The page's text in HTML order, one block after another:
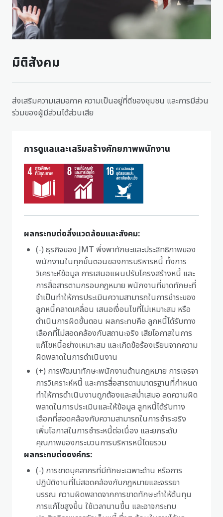
มิติสังคม
ส่งเสริมความเสมอภาค ความเป็นอยู่ที่ดีของชุมชน และการมีส่วน
ร่วมของผู้มีส่วนได้ส่วนเสีย
การดูแลและเสริมสร้างศักยภาพพนักงาน
ผลกระทบต่อสิ่งแวดล้อมและสังคม:
(-) ธุรกิจของ JMT พึ่งพาทักษะและประสิทธิภาพของ
พนักงานในทุกขั้นตอนของการบริหารหนี้ ทั้งการ
วิเคราะห์ข้อมูล การเสนอแผนปรับโครงสร้างหนี้ และ
การสื่อสารตามกรอบกฎหมาย พนักงานที่ขาดทักษะที่
จำเป็นทำให้การประเมินความสามารถในการชำระของ
ลูกหนี้คลาดเคลื่อน เสนอเงื่อนไขที่ไม่เหมาะสม หรือ
ดำเนินการผิดขั้นตอน ผลกระทบคือ ลูกหนี้ได้รับทาง
เลือกที่ไม่สอดคล้องกับสถานะจริง เสียโอกาสในการ
แก้ไขหนี้อย่างเหมาะสม และเกิดข้อร้องเรียนจากความ
ผิดพลาดในการดำเนินงาน
(+) การพัฒนาทักษะพนักงานด้านกฎหมาย การเจรจา
การวิเคราะห์หนี้ และการสื่อสารตามมาตรฐานที่กำหนด
ทำให้การดำเนินงานถูกต้องและสม่ำเสมอ ลดความผิด
พลาดในการประเมินและให้ข้อมูล ลูกหนี้ได้รับทาง
เลือกที่สอดคล้องกับความสามารถในการชำระจริง
เพิ่มโอกาสในการชำระหนี้ต่อเนื่อง และยกระดับ
คุณภาพของกระบวนการบริหารหนี้โดยรวม
ผลกระทบต่อองค์กร:
(-) การขาดบุคลากรที่มีทักษะเฉพาะด้าน หรือการ
ปฏิบัติงานที่ไม่สอดคล้องกับกฎหมายและจรรยา
บรรณ ความผิดพลาดจากการขาดทักษะทำให้ต้นทุน
การแก้ไขสูงขึ้น ใช้เวลานานขึ้น และอาจกระทบ